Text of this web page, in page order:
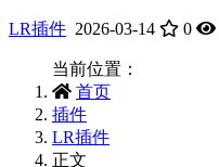
LR插件 2026-03-14 0
当前位置：
首页
插件
LR插件
正文